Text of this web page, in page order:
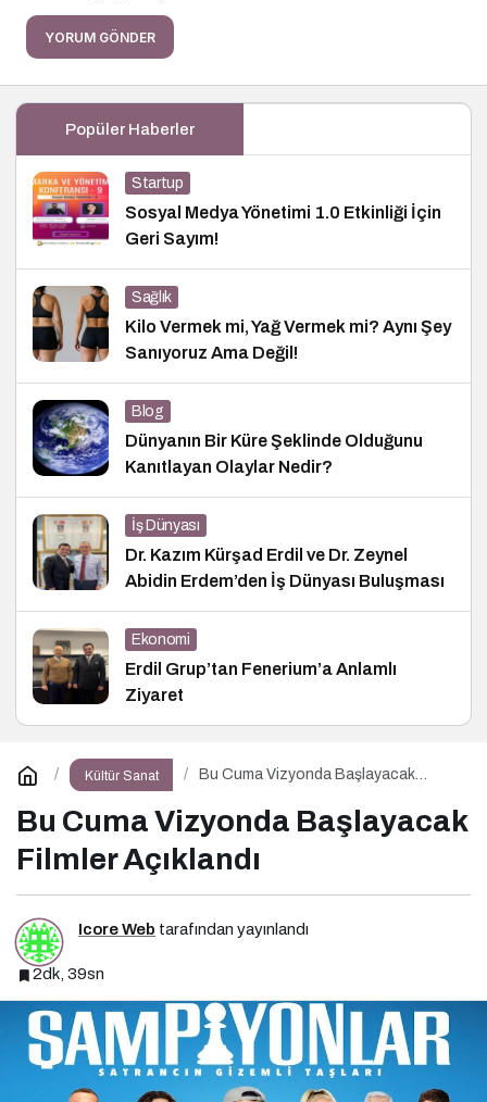
YORUM GÖNDER
Popüler Haberler
Startup
Sosyal Medya Yönetimi 1.0 Etkinliği İçin
Geri Sayım!
Sağlık
Kilo Vermek mi, Yağ Vermek mi? Aynı Şey
Sanıyoruz Ama Değil!
Blog
Dünyanın Bir Küre Şeklinde Olduğunu
Kanıtlayan Olaylar Nedir?
İş Dünyası
Dr. Kazım Kürşad Erdil ve Dr. Zeynel
Abidin Erdem’den İş Dünyası Buluşması
Ekonomi
Erdil Grup’tan Fenerium’a Anlamlı
Ziyaret
Kültür Sanat
Bu Cuma Vizyonda Başlayacak
Bu Cuma Vizyonda Başlayacak
Filmler Açıklandı
Icore Web tarafından yayınlandı
2dk, 39sn